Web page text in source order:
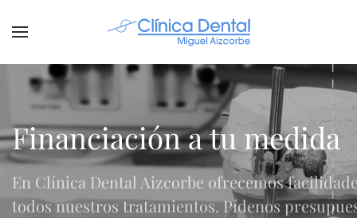
Financiación a tu medida
En Clínica Dental Aizcorbe ofrecemos
todos nuestros tratamientos. Pídenos